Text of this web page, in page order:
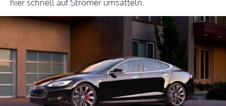
hier schnell auf Stromer umsatteln.